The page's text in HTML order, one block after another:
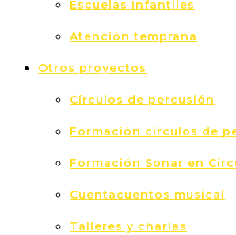
Escuelas Infantiles
Atención temprana
Otros proyectos
Círculos de percusión
Formación círculos de
Formación Sonar en
Cuentacuentos musical
Talleres y charlas